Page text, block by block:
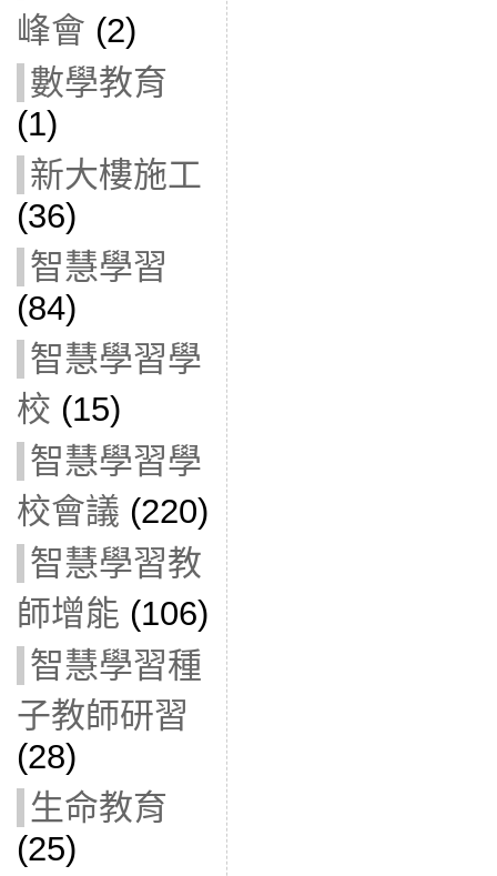
峰會 (2)
數學教育
(1)
新大樓施工
(36)
智慧學習
(84)
智慧學習學
校 (15)
智慧學習學
校會議 (220)
智慧學習教
師增能 (106)
智慧學習種
子教師研習
(28)
生命教育
(25)